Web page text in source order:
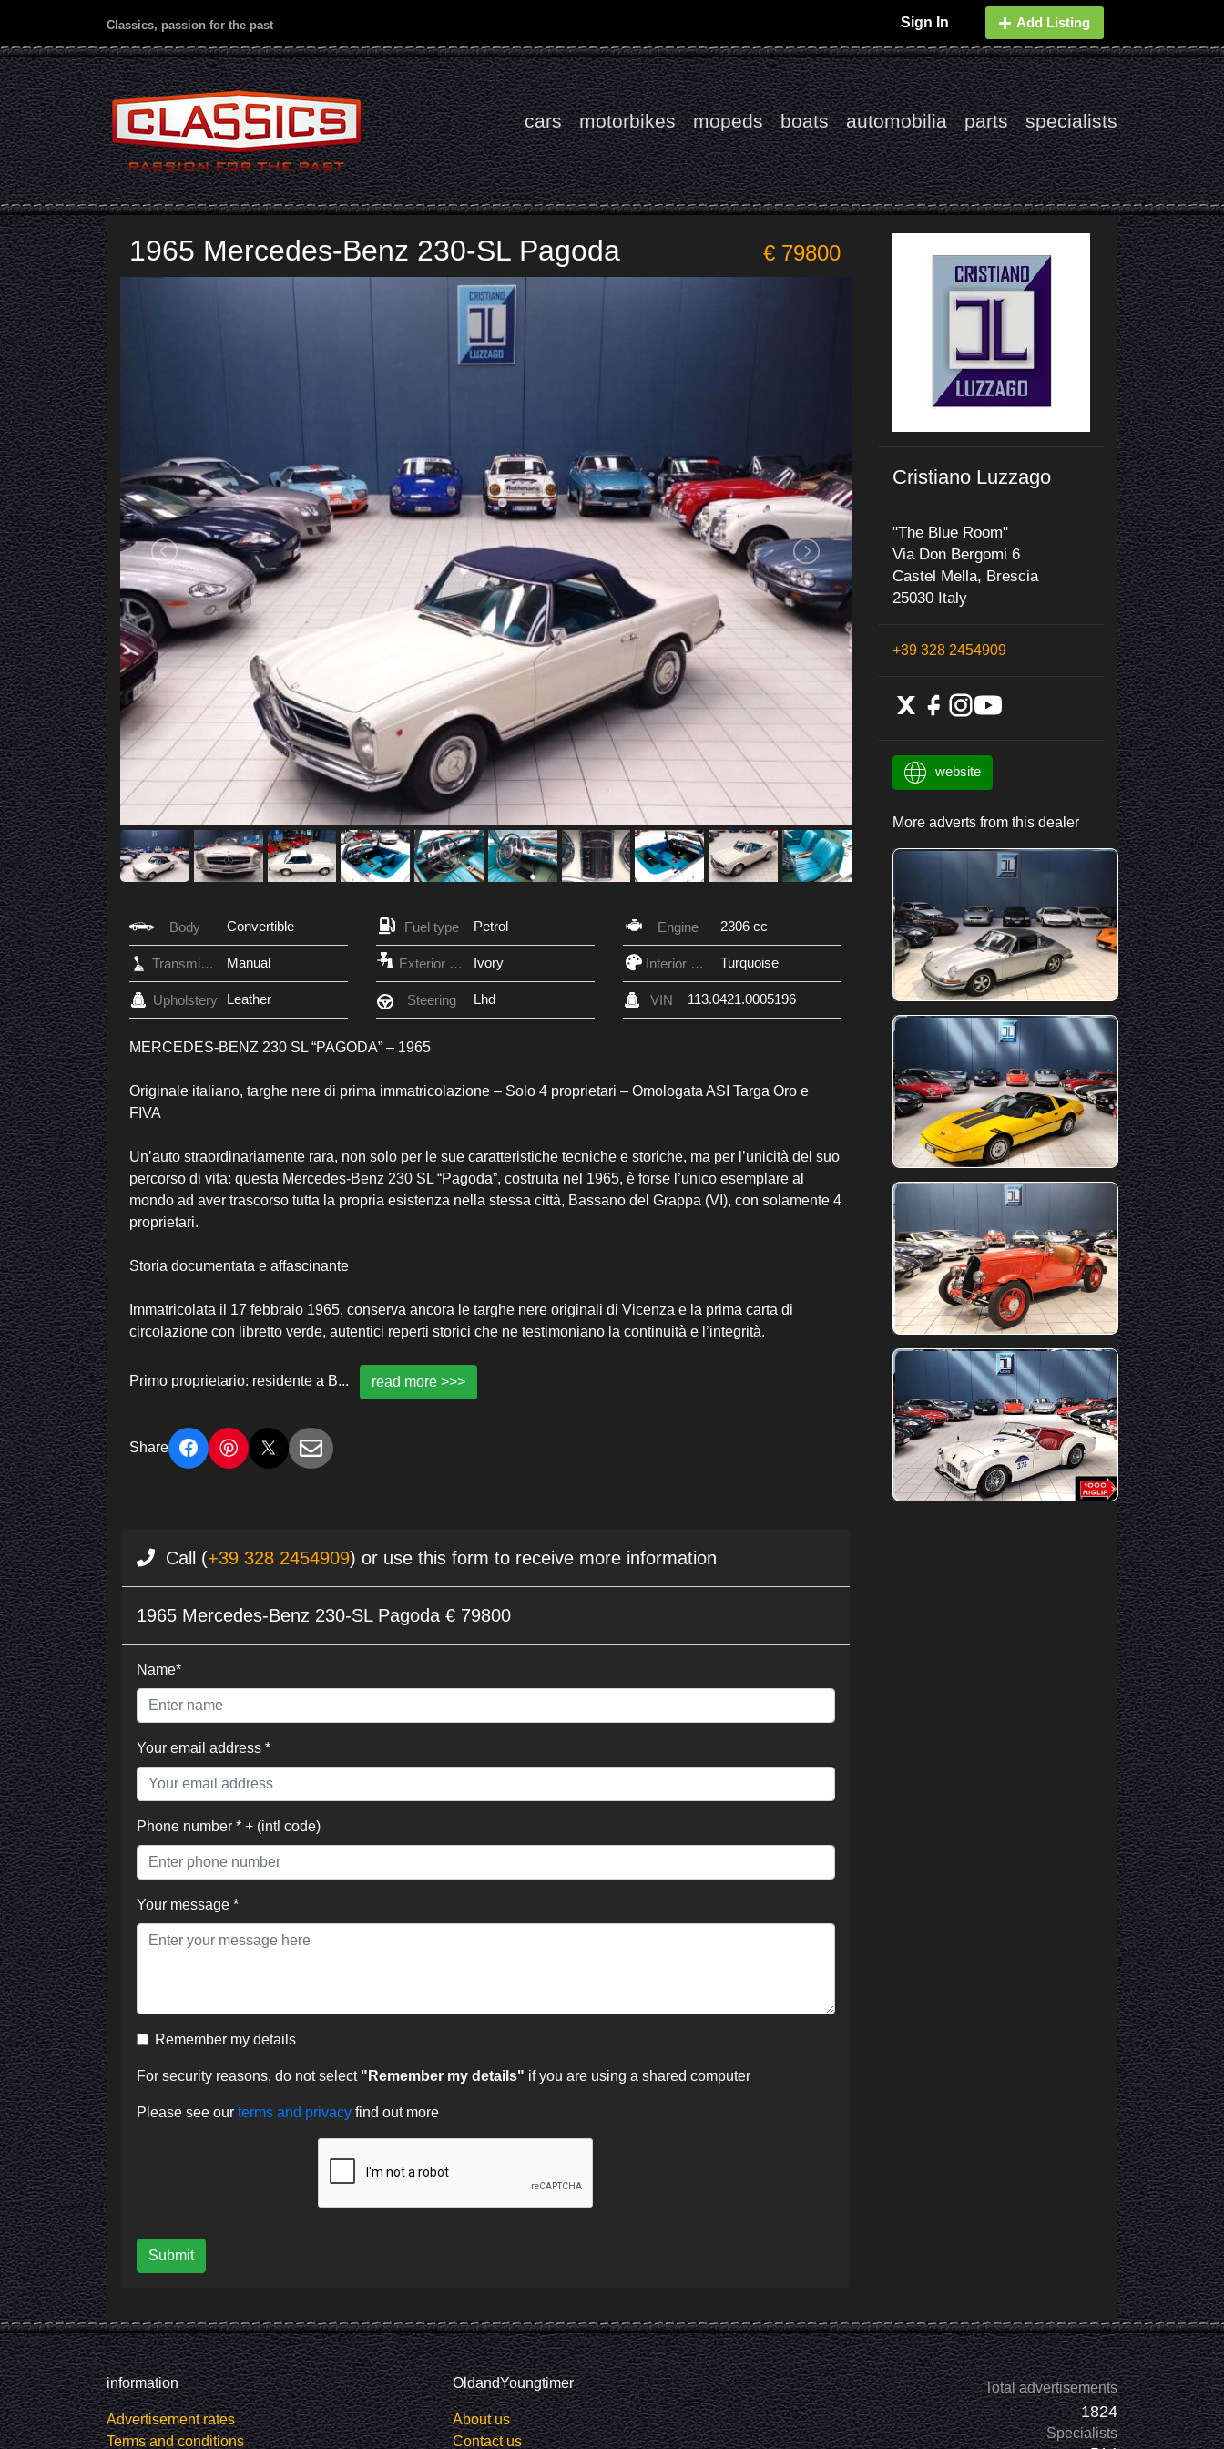
Classics, passion for the past Sign In Add Listing
cars motorbikes mopeds boats automobilia parts specialists
1965 Mercedes-Benz 230-SL Pagoda € 79800
Body Convertible Fuel type Petrol Engine 2306 cc
Transmission Manual Exterior Color Ivory Interior Color Turquoise
Upholstery Leather Steering Lhd VIN 113.0421.0005196
MERCEDES-BENZ 230 SL “PAGODA” – 1965
Originale italiano, targhe nere di prima immatricolazione – Solo 4 proprietari – Omologata ASI Targa Oro e
FIVA
Un’auto straordinariamente rara, non solo per le sue caratteristiche tecniche e storiche, ma per l’unicità del suo
percorso di vita: questa Mercedes-Benz 230 SL “Pagoda”, costruita nel 1965, è forse l’unico esemplare al
mondo ad aver trascorso tutta la propria esistenza nella stessa città, Bassano del Grappa (VI), con solamente 4
proprietari.
Storia documentata e affascinante
Immatricolata il 17 febbraio 1965, conserva ancora le targhe nere originali di Vicenza e la prima carta di
circolazione con libretto verde, autentici reperti storici che ne testimoniano la continuità e l’integrità.
Primo proprietario: residente a B... read more >>>
Share
Call (+39 328 2454909) or use this form to receive more information
1965 Mercedes-Benz 230-SL Pagoda € 79800
Name*
Your email address *
Phone number * + (intl code)
Your message *
Remember my details
For security reasons, do not select "Remember my details" if you are using a shared computer
Please see our terms and privacy find out more
Submit
Cristiano Luzzago
"The Blue Room"
Via Don Bergomi 6
Castel Mella, Brescia
25030 Italy
+39 328 2454909
website
More adverts from this dealer
information
Advertisement rates
Terms and conditions
OldandYoungtimer
About us
Contact us
Total advertisements
1824
Specialists